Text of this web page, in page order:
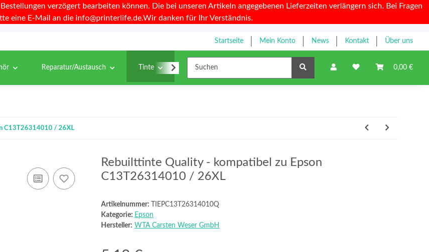
verzögert bearbeiten können. Die bei unseren Artikeln angegebenen Lieferzeiten verlängern sich. Bei Fragen
eine E-Mail an die info@printerlife.de.Wir danken für Ihr Verständnis.
Startseite Mein Konto News Kontakt Über uns
0,00 €
Reparatur/Austausch Tinte Toner
C13T26314010 / 26XL
Rebuilttinte Quality - kompatibel zu Epson
C13T26314010 / 26XL
Artikelnummer:
TIEPC13T26314010Q
Kategorie: Epson
Hersteller: WTA Carsten Weser GmbH